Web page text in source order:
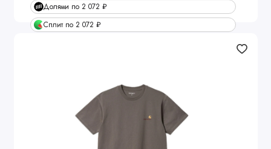
Долями по 2 072 ₽
Сплит по 2 072 ₽